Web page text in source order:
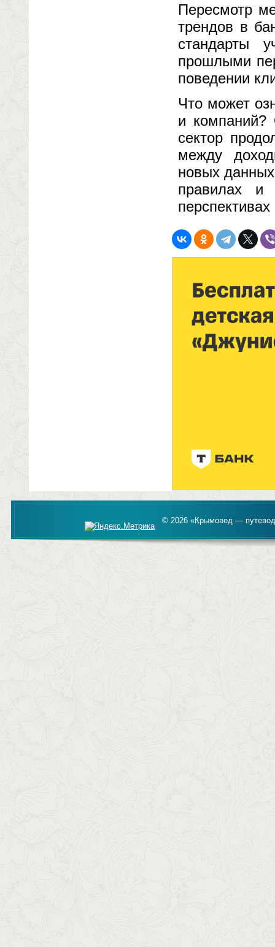
Пересмотр
трендов в
стандарты
прошлыми
поведении
Что может
и компаний?
сектор
между
новых
правилах и
© 2026 «Крымовед —